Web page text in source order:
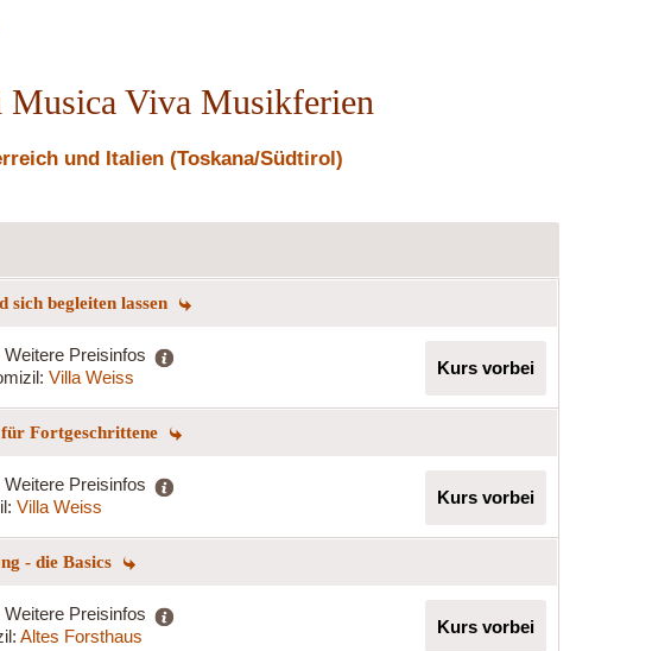
Musica Viva Musikferien
und Italien (Toskana/Südtirol)
begleiten lassen
Weitere Preisinfos
Villa Weiss Kurs vorbei
Fortgeschrittene
Weitere Preisinfos
Villa Weiss Kurs vorbei
- die Basics
Weitere Preisinfos
Altes Forsthaus Kurs vorbei